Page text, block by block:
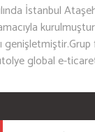
İstanbul
global e-